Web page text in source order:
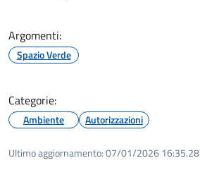
Argomenti:
Spazio Verde
Categorie:
Ambiente Autorizzazioni
Ultimo aggiornamento:07/01/2026 16:35.28